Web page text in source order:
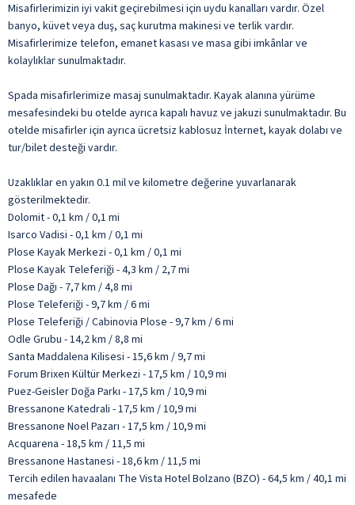
Misafirlerimizin iyi vakit geçirebilmesi için uydu kanalları vardır. Özel
banyo, küvet veya duş, saç kurutma makinesi ve terlik vardır.
Misafirlerimize telefon, emanet kasası ve masa gibi imkânlar ve
kolaylıklar sunulmaktadır.
Spada misafirlerimize masaj sunulmaktadır. Kayak alanına yürüme
mesafesindeki bu otelde ayrıca kapalı havuz ve jakuzi sunulmaktadır. Bu
otelde misafirler için ayrıca ücretsiz kablosuz İnternet, kayak dolabı ve
tur/bilet desteği vardır.
Uzaklıklar en yakın 0.1 mil ve kilometre değerine yuvarlanarak
gösterilmektedir.
Dolomit - 0,1 km / 0,1 mi
Isarco Vadisi - 0,1 km / 0,1 mi
Plose Kayak Merkezi - 0,1 km / 0,1 mi
Plose Kayak Teleferiği - 4,3 km / 2,7 mi
Plose Dağı - 7,7 km / 4,8 mi
Plose Teleferiği - 9,7 km / 6 mi
Plose Teleferiği / Cabinovia Plose - 9,7 km / 6 mi
Odle Grubu - 14,2 km / 8,8 mi
Santa Maddalena Kilisesi - 15,6 km / 9,7 mi
Forum Brixen Kültür Merkezi - 17,5 km / 10,9 mi
Puez-Geisler Doğa Parkı - 17,5 km / 10,9 mi
Bressanone Katedrali - 17,5 km / 10,9 mi
Bressanone Noel Pazarı - 17,5 km / 10,9 mi
Acquarena - 18,5 km / 11,5 mi
Bressanone Hastanesi - 18,6 km / 11,5 mi
Tercih edilen havaalanı The Vista Hotel Bolzano (BZO) - 64,5 km / 40,1 mi
mesafede